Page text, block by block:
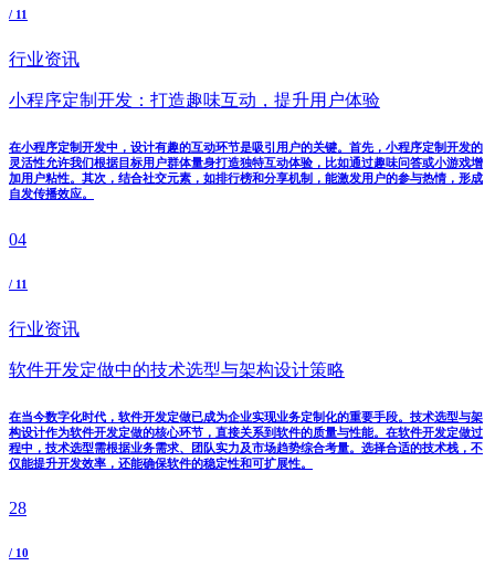
/ 11
行业资讯
小程序定制开发：打造趣味互动，提升用户体验
在小程序定制开发中，设计有趣的互动环节是吸引用户的关键。首先，小程序定制开发的
灵活性允许我们根据目标用户群体量身打造独特互动体验，比如通过趣味问答或小游戏增
加用户粘性。其次，结合社交元素，如排行榜和分享机制，能激发用户的参与热情，形成
自发传播效应。
04
/ 11
行业资讯
软件开发定做中的技术选型与架构设计策略
在当今数字化时代，软件开发定做已成为企业实现业务定制化的重要手段。技术选型与架
构设计作为软件开发定做的核心环节，直接关系到软件的质量与性能。在软件开发定做过
程中，技术选型需根据业务需求、团队实力及市场趋势综合考量。选择合适的技术栈，不
仅能提升开发效率，还能确保软件的稳定性和可扩展性。
28
/ 10